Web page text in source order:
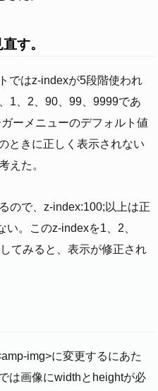
す。
ではz-indexが5段階使われ
1、2、90、99、9999であ
ーメニューのデフォルト値
ときに正しく表示されない
えた。
ので、z-index:100;以上は正
い。このz-indexを1、2、
てみると、表示が修正され
img>に変更するにあた
は画像にwidthとheightが必